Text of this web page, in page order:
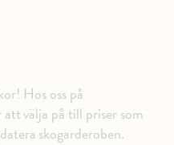
Hos oss på
välja på till priser som
skogarderoben.